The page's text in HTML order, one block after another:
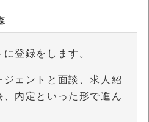
登録をします。
ジェントと面談、求人紹
、内定といった形で進ん